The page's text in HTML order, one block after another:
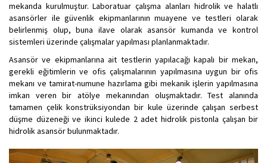
mekanda kurulmuştur. Laboratuar çalışma alanları hidrolik ve halatlı
asansörler ile güvenlik ekipmanlarının muayene ve testleri olarak
belirlenmiş olup, buna ilave olarak asansör kumanda ve kontrol
sistemleri üzerinde çalışmalar yapılması planlanmaktadır.
Asansör ve ekipmanlarına ait testlerin yapılacağı kapalı bir mekan,
gerekli eğitimlerin ve ofis çalışmalarının yapılmasına uygun bir ofis
mekanı ve tamirat-numune hazırlama gibi mekanik işlerin yapılmasına
imkan veren bir atölye mekanından oluşmaktadır. Test alanında
tamamen çelik konstrüksiyondan bir kule üzerinde çalışan serbest
düşme düzeneği ve ikinci kulede 2 adet hidrolik pistonla çalışan bir
hidrolik asansör bulunmaktadır.